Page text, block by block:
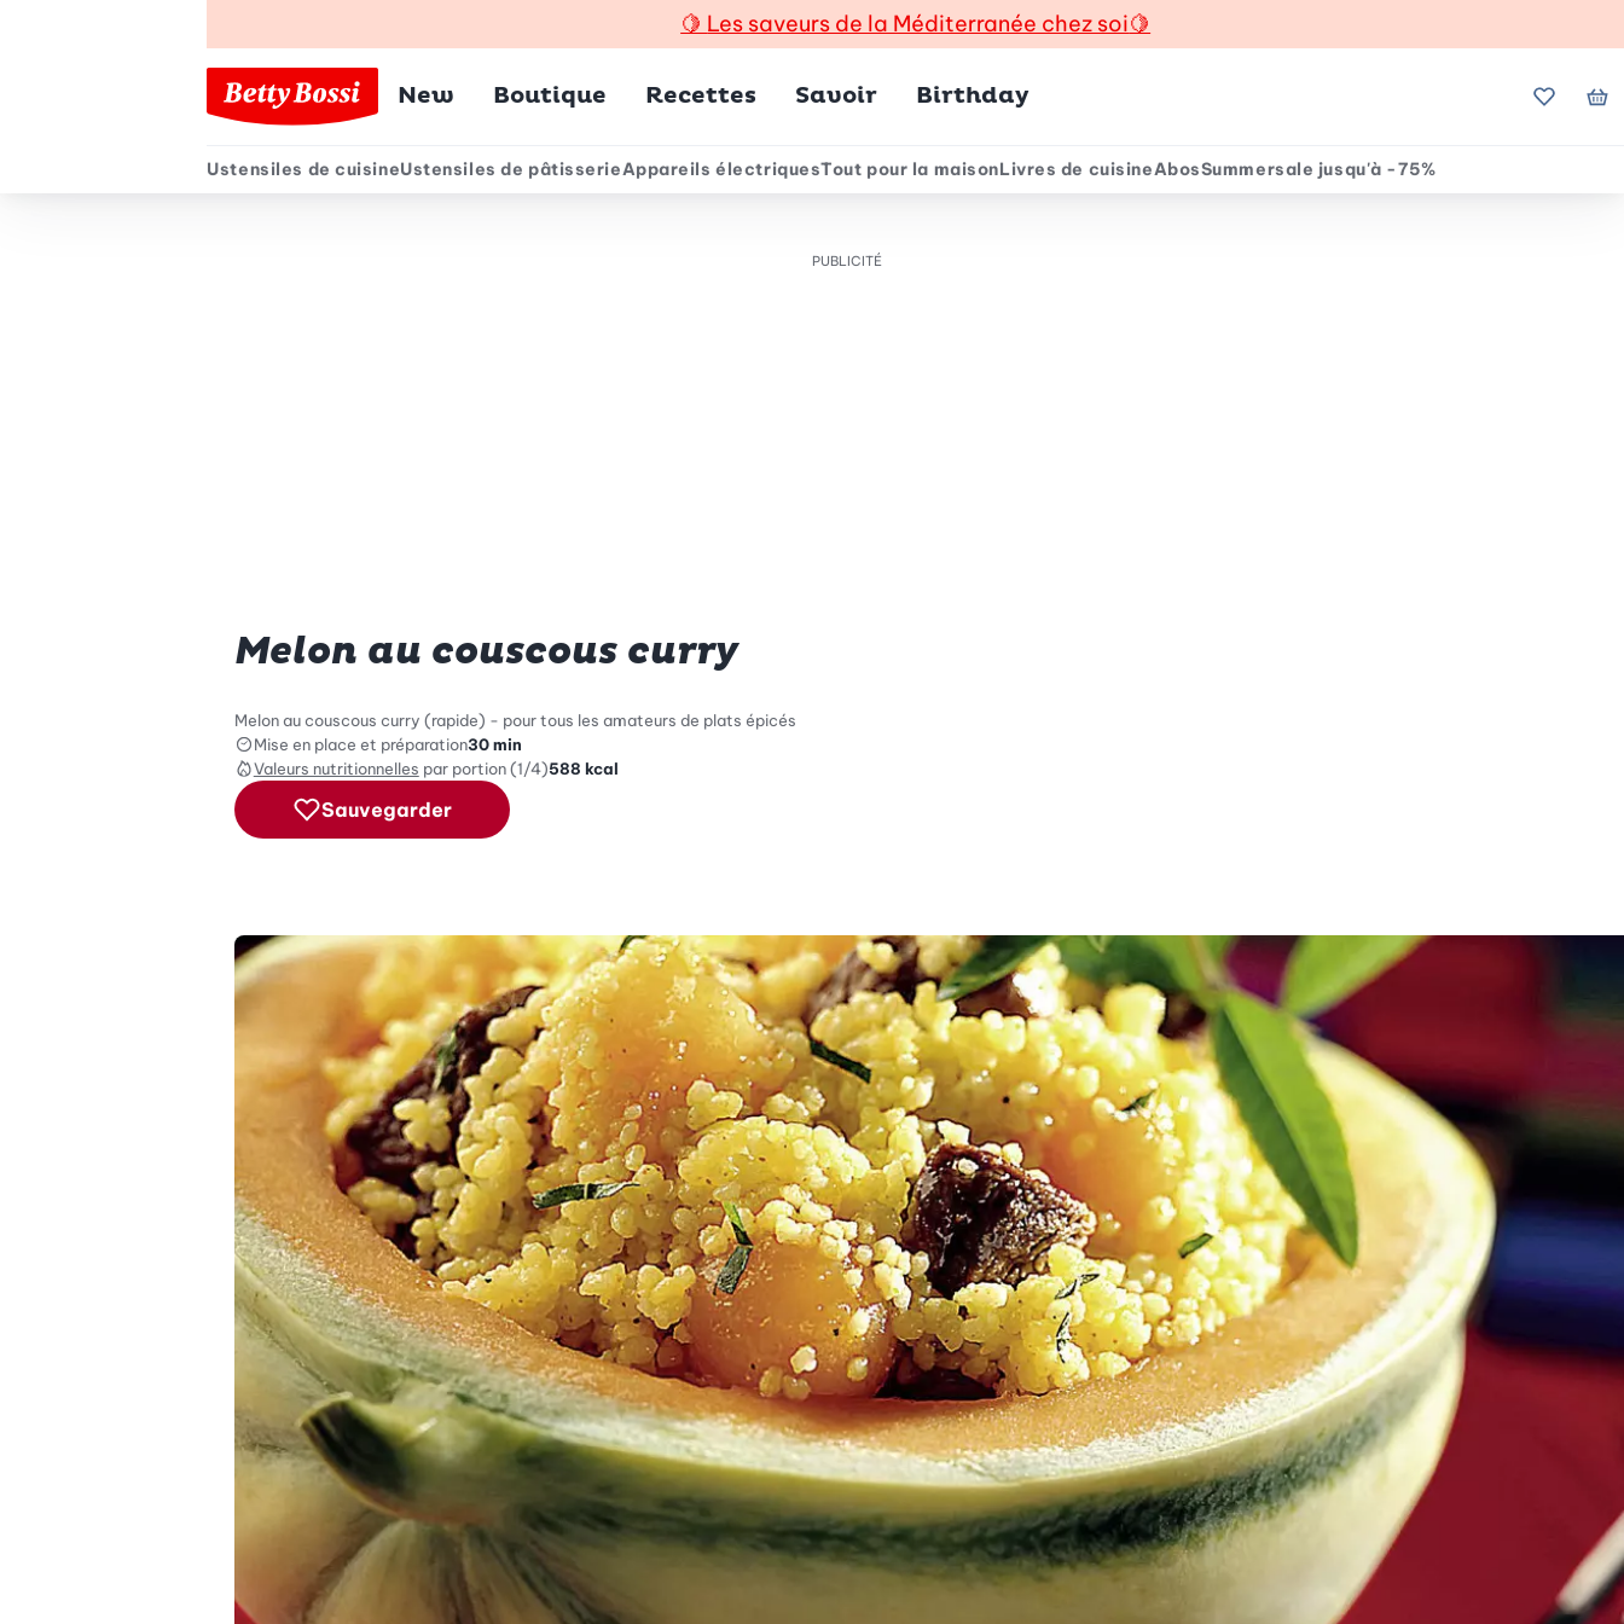
🍋 Les saveurs de la Méditerranée chez soi🍋
Menu principal
New Boutique Recettes Savoir Birthday Mes
Menu secondaire
Ustensiles de cuisineUstensiles de pâtisserieAppareils électriquesTout pour la maisonLivres de cuisineAbosSummersale jusqu'à -75%
PUBLICITÉ
Melon au couscous curry
Melon au couscous curry (rapide) - pour tous les amateurs de plats épicés
Mise en place et préparation30 min
Valeurs nutritionnelles par portion (1/4)588 kcal
Sauvegarder